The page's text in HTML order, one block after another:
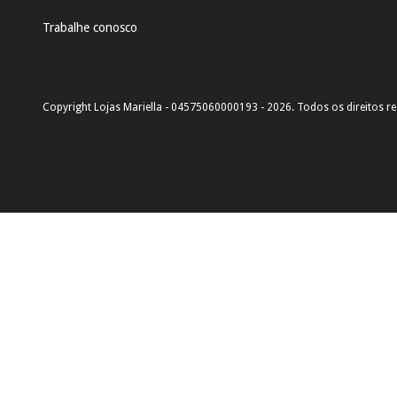
Trabalhe conosco
Copyright Lojas Mariella - 04575060000193 - 2026. Todos os direitos